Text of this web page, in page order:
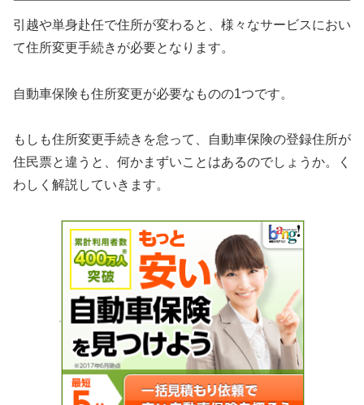
引越や単身赴任で住所が変わると、様々なサービスにおい
て住所変更手続きが必要となります。
自動車保険も住所変更が必要なものの1つです。
もしも住所変更手続きを怠って、自動車保険の登録住所が
住民票と違うと、何かまずいことはあるのでしょうか。く
わしく解説していきます。